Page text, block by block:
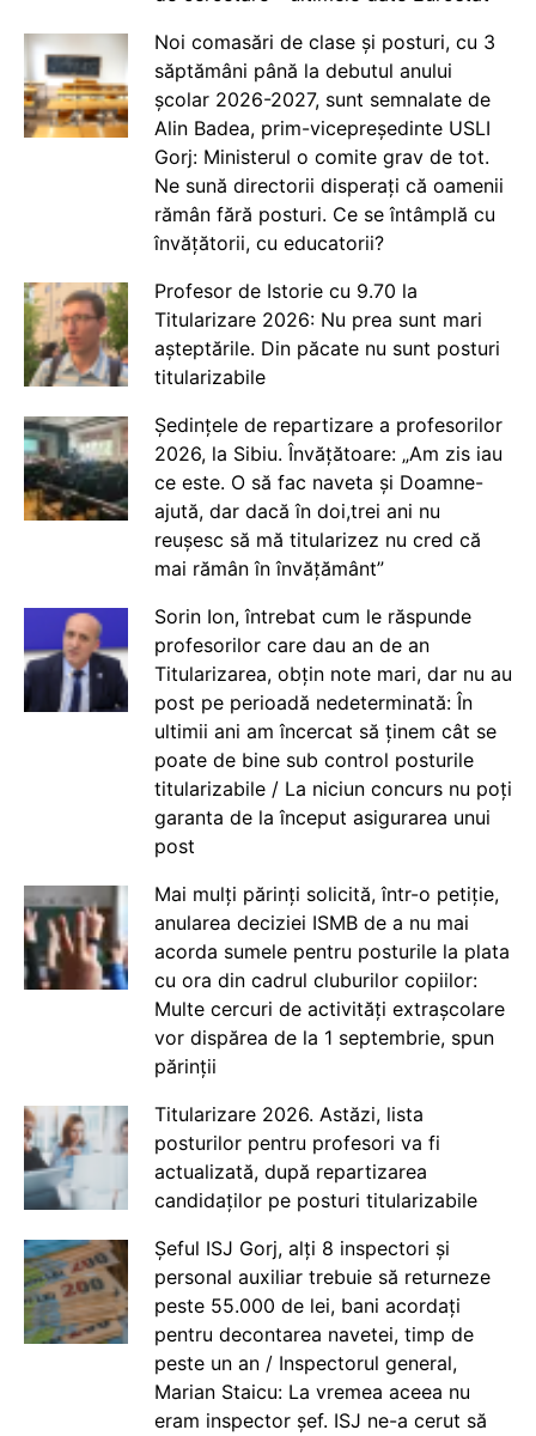
Noi comasări de clase și posturi, cu 3
săptămâni până la debutul anului
școlar 2026-2027, sunt semnalate de
Alin Badea, prim-vicepreședinte USLI
Gorj: Ministerul o comite grav de tot.
Ne sună directorii disperați că oamenii
rămân fără posturi. Ce se întâmplă cu
învățătorii, cu educatorii?
Profesor de Istorie cu 9.70 la
Titularizare 2026: Nu prea sunt mari
așteptările. Din păcate nu sunt posturi
titularizabile
Ședințele de repartizare a profesorilor
2026, la Sibiu. Învățătoare: „Am zis iau
ce este. O să fac naveta și Doamne-
ajută, dar dacă în doi,trei ani nu
reușesc să mă titularizez nu cred că
mai rămân în învățământ”
Sorin Ion, întrebat cum le răspunde
profesorilor care dau an de an
Titularizarea, obțin note mari, dar nu au
post pe perioadă nedeterminată: În
ultimii ani am încercat să ținem cât se
poate de bine sub control posturile
titularizabile / La niciun concurs nu poți
garanta de la început asigurarea unui
post
Mai mulți părinți solicită, într-o petiție,
anularea deciziei ISMB de a nu mai
acorda sumele pentru posturile la plata
cu ora din cadrul cluburilor copiilor:
Multe cercuri de activități extrașcolare
vor dispărea de la 1 septembrie, spun
părinții
Titularizare 2026. Astăzi, lista
posturilor pentru profesori va fi
actualizată, după repartizarea
candidaților pe posturi titularizabile
Șeful ISJ Gorj, alți 8 inspectori și
personal auxiliar trebuie să returneze
peste 55.000 de lei, bani acordați
pentru decontarea navetei, timp de
peste un an / Inspectorul general,
Marian Staicu: La vremea aceea nu
eram inspector șef. ISJ ne-a cerut să